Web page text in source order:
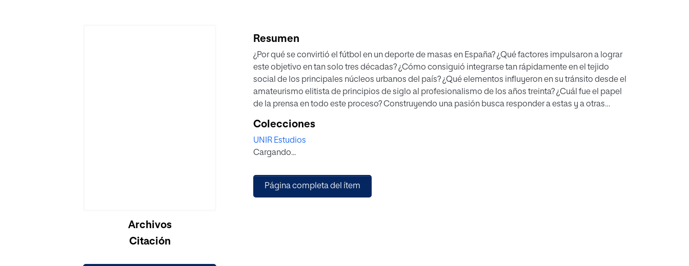
Cargando...Archivos
Citación
Resumen
¿Por qué se convirtió el fútbol en un deporte de masas en España? ¿Qué factores impulsaron a lograr
este objetivo en tan solo tres décadas? ¿Cómo consiguió integrarse tan rápidamente en el tejido
social de los principales núcleos urbanos del país? ¿Qué elementos influyeron en su tránsito desde el
amateurismo elitista de principios de siglo al profesionalismo de los años treinta? ¿Cuál fue el papel
de la prensa en todo este proceso? Construyendo una pasión busca responder a estas y a otras
amenidad, el historiador Juan Antonio Simón analiza el proceso de asimilación y desarrollo de este
deporte en nuestro país, dando forma a una historia social del fútbol a lo largo de las primeras
décadas del siglo XX.
Colecciones
UNIR Estudios
Cargando...
Página completa del ítem